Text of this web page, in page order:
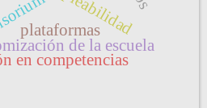
de la escuela
en competencias
plataformas